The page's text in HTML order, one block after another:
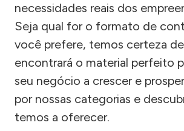
necessidades reais dos
Seja qual for o formato de
você prefere, temos certeza
encontrará o material perfeito
seu negócio a crescer e
por nossas categorias e
temos a oferecer.